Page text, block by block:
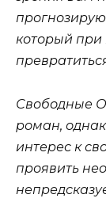
который
Свободные
роман,
интерес к
проявить